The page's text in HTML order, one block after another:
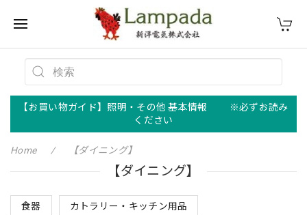
【お買い物ガイド】照明・その他 基本情報 ※必ずお読み
ください
Home 【ダイニング】
【ダイニング】
食器 カトラリー・キッチン用品